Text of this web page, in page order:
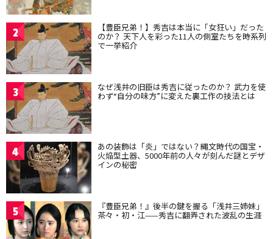
2 【豊臣兄弟！】秀吉は本当に「女狂い」だった
のか？ 天下人を彩った11人の側室たちを時系列
で一挙紹介
3 なぜ浅井の旧臣は秀吉に従ったのか？ 武力を使
わず“自分の味方”に変えた裏工作の技法とは
4 あの装飾は「炎」ではない？縄文時代の国宝・
火焔型土器、5000年前の人々が刻んだ謎とデザ
インの秘密
5 『豊臣兄弟！』後半の鍵を握る「浅井三姉妹」
茶々・初・江——秀吉に翻弄された波乱の生涯